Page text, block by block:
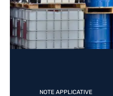
NOTE APPLICATIVE